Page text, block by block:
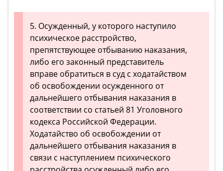
5. Осужденный, у которого наступило
психическое расстройство,
препятствующее отбыванию наказания,
либо его законный представитель
вправе обратиться в суд с ходатайством
об освобождении осужденного от
дальнейшего отбывания наказания в
соответствии со статьей 81 Уголовного
кодекса Российской Федерации.
Ходатайство об освобождении от
дальнейшего отбывания наказания в
связи с наступлением психического